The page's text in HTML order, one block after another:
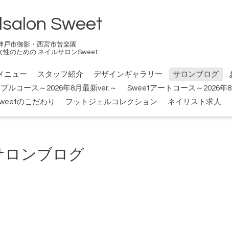
Sweet
戸市御影・西宮市苦楽園
性のための ネイルサロンSweet
ニュー スタッフ紹介 デザインギャラリー サロンブログ
ルコース～2026年8月最新ver.～
Sweetアートコース～2026年8
のこだわり フットジェルコレクション ネイリスト求人
ロンブログ